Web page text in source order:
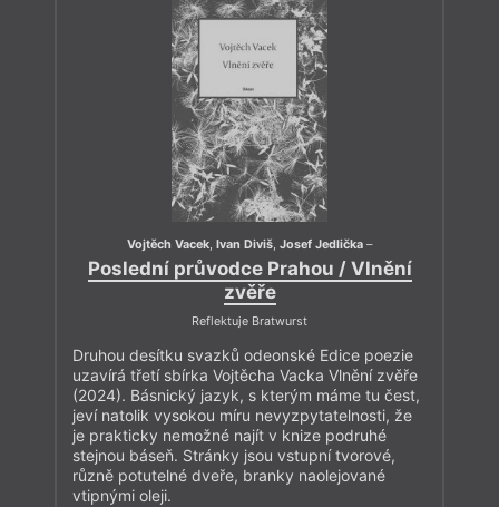
Vojtěch Vacek Ivan Diviš Josef Jedlička –
Poslední průvodce Prahou / Vlnění
zvěře
Reflektuje Bratwurst
Druhou desítku svazků odeonské Edice poezie
uzavírá třetí sbírka Vojtěcha Vacka Vlnění zvěře
(2024). Básnický jazyk, s kterým máme tu čest,
jeví natolik vysokou míru nevyzpytatelnosti, že
je prakticky nemožné najít v knize podruhé
stejnou báseň. Stránky jsou vstupní tvorové,
různě potutelné dveře, branky naolejované
vtipnými oleji.